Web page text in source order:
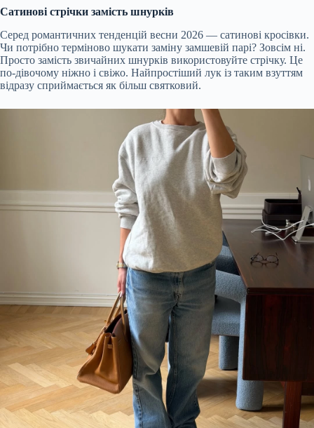
Сатинові стрічки замість шнурків
Серед романтичних тенденцій весни 2026 — сатинові кросівки.
Чи потрібно терміново шукати заміну замшевій парі? Зовсім ні.
Просто замість звичайних шнурків використовуйте стрічку. Це
по-дівочому ніжно і свіжо. Найпростіший лук із таким взуттям
відразу сприймається як більш святковий.